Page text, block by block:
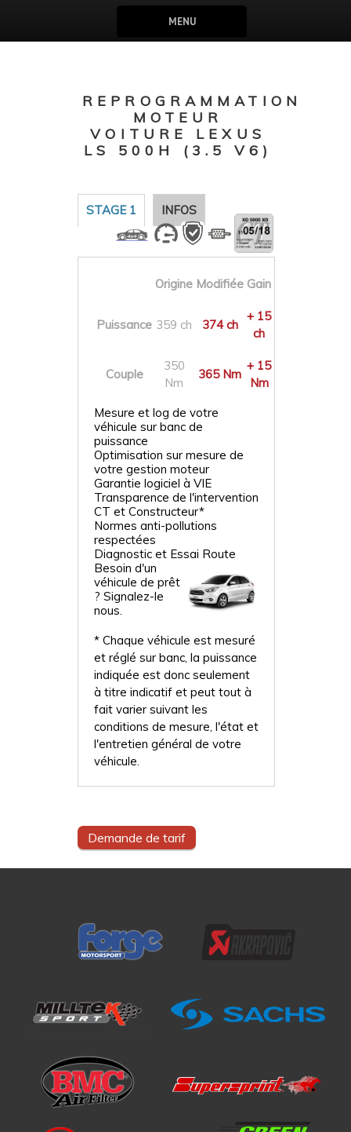
MENU
REPROGRAMMATION
MOTEUR
VOITURE LEXUS
LS 500H (3.5 V6)
STAGE 1 INFOS
Origine Modifiée Gain
Puissance 359 ch 374 ch
+ 15
ch
Couple
350
Nm
365 Nm
+ 15
Nm
Mesure et log de votre
véhicule sur banc de
puissance
Optimisation sur mesure de
votre gestion moteur
Garantie logiciel à VIE
Transparence de l'intervention
CT et Constructeur*
Normes anti-pollutions
respectées
Diagnostic et Essai Route
Besoin d'un
véhicule de prêt
? Signalez-le
nous.
* Chaque véhicule est mesuré
et réglé sur banc, la puissance
indiquée est donc seulement
à titre indicatif et peut tout à
fait varier suivant les
conditions de mesure, l'état et
l'entretien général de votre
véhicule.
Demande de tarif